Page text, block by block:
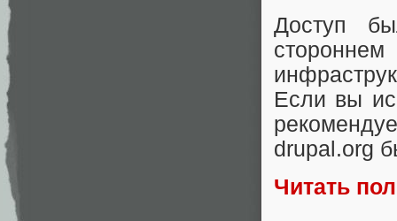
Доступ
Если вы
drupal.org
Читать